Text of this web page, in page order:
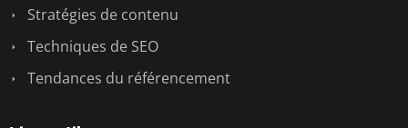
Stratégies de contenu
Techniques de SEO
Tendances du référencement